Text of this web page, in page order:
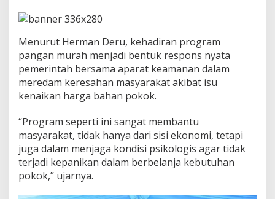
r
D
o
r
o
n
g
r
l
u
a
a
n
Menurut Herman Deru, kehadiran program
pangan murah menjadi bentuk respons nyata
pemerintah bersama aparat keamanan dalam
meredam keresahan masyarakat akibat isu
kenaikan harga bahan pokok.
“Program seperti ini sangat membantu
masyarakat, tidak hanya dari sisi ekonomi, tetapi
juga dalam menjaga kondisi psikologis agar tidak
terjadi kepanikan dalam berbelanja kebutuhan
pokok,” ujarnya.